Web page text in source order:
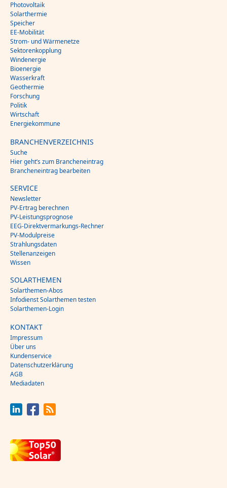
Photovoltaik
Solarthermie
Speicher
EE-Mobilität
Strom- und Wärmenetze
Sektorenkopplung
Windenergie
Bioenergie
Wasserkraft
Geothermie
Forschung
Politik
Wirtschaft
Energiekommune
BRANCHENVERZEICHNIS
Suche
Hier geht’s zum Brancheneintrag
Brancheneintrag bearbeiten
SERVICE
Newsletter
PV-Ertrag berechnen
PV-Leistungsprognose
EEG-Direktvermarkungs-Rechner
PV-Modulpreise
Strahlungsdaten
Stellenanzeigen
Wissen
SOLARTHEMEN
Solarthemen-Abos
Infodienst Solarthemen testen
Solarthemen-Login
KONTAKT
Impressum
Über uns
Kundenservice
Datenschutzerklärung
AGB
Mediadaten